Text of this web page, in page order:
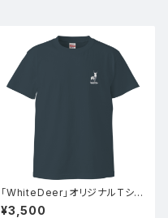
「WhiteDeer」オリジナルTシャ
ツ(スレート)
¥3,500